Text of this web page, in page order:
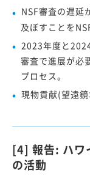
NSF審査の遅延
及ぼすことを
2023年度と
審査で進展が必
プロセス。
現物貢献(望遠
[4] 報告: ハワ
の活動